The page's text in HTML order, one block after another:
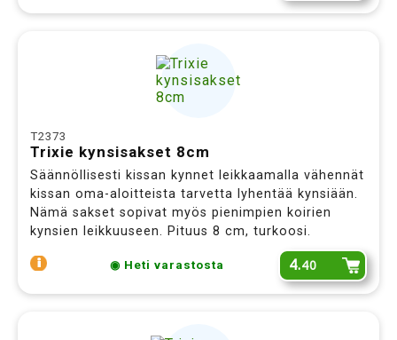
T2373
Trixie kynsisakset 8cm
Säännöllisesti kissan kynnet leikkaamalla vähennät
kissan oma-aloitteista tarvetta lyhentää kynsiään.
Nämä sakset sopivat myös pienimpien koirien
kynsien leikkuuseen. Pituus 8 cm, turkoosi.
◉ Heti varastosta 4.40